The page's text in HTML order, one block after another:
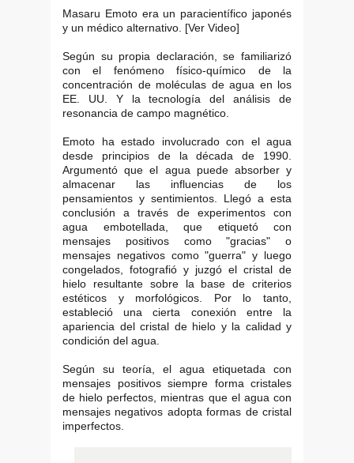
Masaru Emoto era un paracientífico japonés
y un médico alternativo. [Ver Video]
Según su propia declaración, se familiarizó
con el fenómeno físico-químico de la
concentración de moléculas de agua en los
EE. UU. Y la tecnología del análisis de
resonancia de campo magnético.
Emoto ha estado involucrado con el agua
desde principios de la década de 1990.
Argumentó que el agua puede absorber y
almacenar las influencias de los
pensamientos y sentimientos. Llegó a esta
conclusión a través de experimentos con
agua embotellada, que etiquetó con
mensajes positivos como "gracias" o
mensajes negativos como "guerra" y luego
congelados, fotografió y juzgó el cristal de
hielo resultante sobre la base de criterios
estéticos y morfológicos. Por lo tanto,
estableció una cierta conexión entre la
apariencia del cristal de hielo y la calidad y
condición del agua.
Según su teoría, el agua etiquetada con
mensajes positivos siempre forma cristales
de hielo perfectos, mientras que el agua con
mensajes negativos adopta formas de cristal
imperfectos.